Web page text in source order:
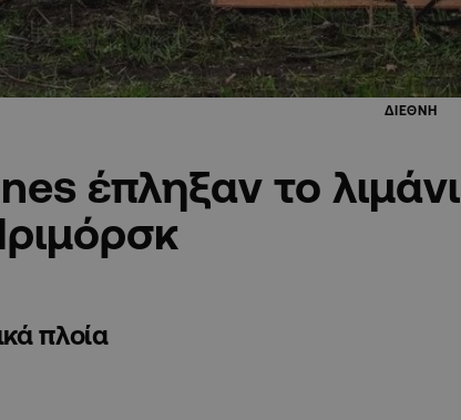
ΔΙΕΘΝΗ
έπληξαν το λιμάνι
πλοία